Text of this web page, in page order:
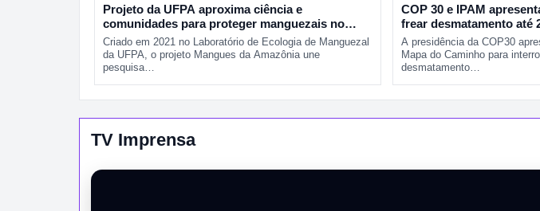
Projeto da UFPA aproxima ciência e
comunidades para proteger manguezais no
Pará
Criado em 2021 no Laboratório de Ecologia de Manguezal
da UFPA, o projeto Mangues da Amazônia une
pesquisa…
COP 30 e IPAM
frear desmatamento até
A presidência da COP30
Mapa do Caminho para
desmatamento…
TV Imprensa